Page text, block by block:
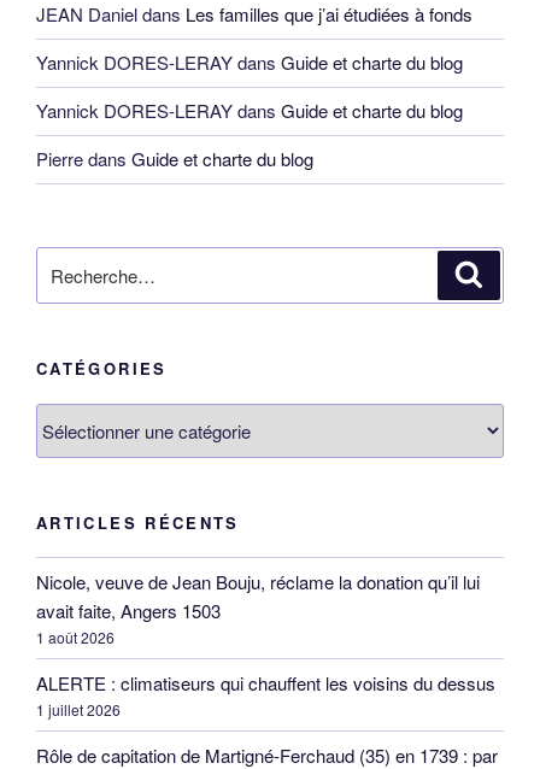
JEAN Danieldans Les familles que j’ai étudiées à fonds
Yannick DORES-LERAYdans Guide et charte du blog
Yannick DORES-LERAYdans Guide et charte du blog
Pierredans Guide et charte du blog
pour
CATÉGORIES
ARTICLES RÉCENTS
Nicole, veuve de Jean Bouju, réclame la donation qu’il lui
avait faite, Angers 1503
1 août 2026
ALERTE : climatiseurs qui chauffent les voisins du dessus
1 juillet 2026
Rôle de capitation de Martigné-Ferchaud (35) en 1739 : par